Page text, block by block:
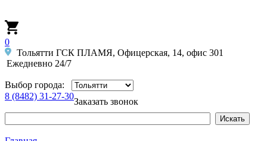
0
Тольятти ГСК ПЛАМЯ, Офицерская, 14, офис 301
Ежедневно 24/7
Выбор города:
8 (8482) 31-27-30
Заказать звонок